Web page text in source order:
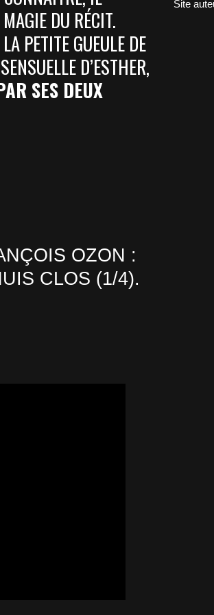
DU RÉCIT.
PETITE GUEULE DE
D’ESTHER,
SES DEUX
OZON :
CLOS (1/4).
Site